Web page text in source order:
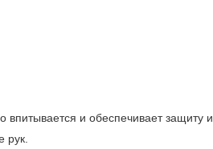
и обеспечивает защиту и
рук.